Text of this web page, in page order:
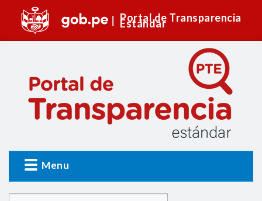
Portal de Transparencia
Estándar
Menu